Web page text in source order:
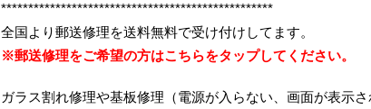
**************************************************
全国より郵送修理を送料無料で受け付けしてます。
※郵送修理をご希望の方はこちらをタップしてください。
ガラス割れ修理や基板修理（電源が入らない、画面が表示